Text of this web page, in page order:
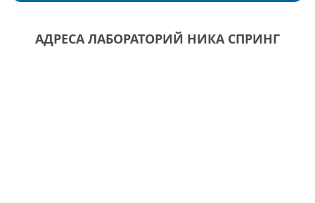
АДРЕСА ЛАБОРАТОРИЙ НИКА СПРИНГ